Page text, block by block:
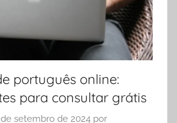
português online:
para consultar grátis
de setembro de 2024 por